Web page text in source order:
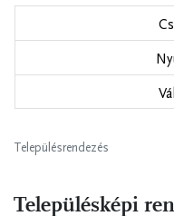
Településrendezés
Településképi